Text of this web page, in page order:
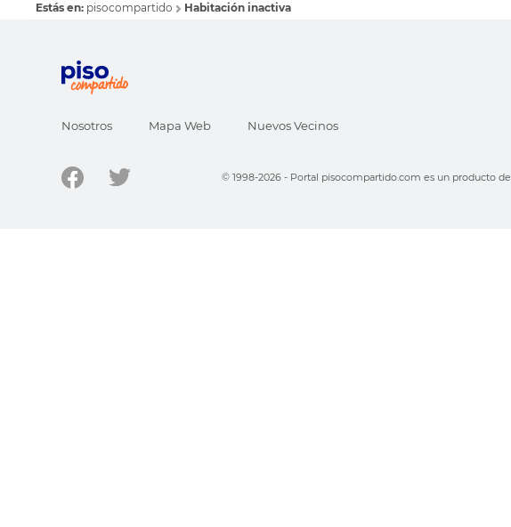
Estás en: pisocompartido Habitación inactiva
Nosotros Mapa Web Nuevos Vecinos
© 1998-2026 - Portal pisocompartido.com es un producto de